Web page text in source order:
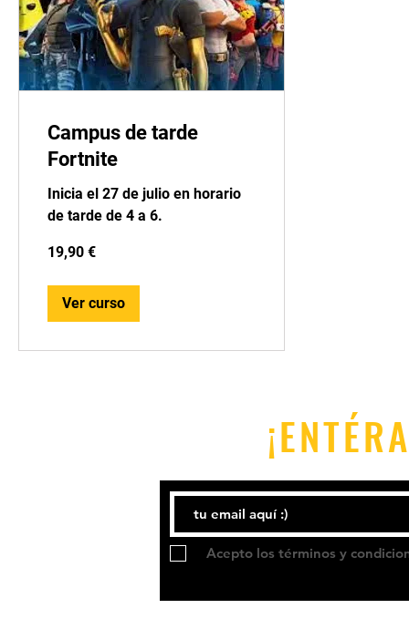
Campus de tarde
Fortnite
Inicia el 27 de julio en horario
de tarde de 4 a 6.
euros
19,90 €
Ver curso
Acepto los términos y